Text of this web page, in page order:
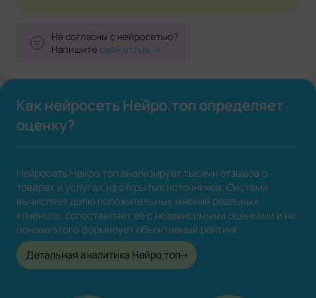
Не согласны с нейросетью?
Напишитесвой отзыв
Как нейросеть Нейро.топ определяет
оценку?
Нейросеть Нейро.топ анализирует тысячи отзывов о
товарах и услугах из открытых источников. Система
вычисляет долю положительных мнений реальных
клиентов, сопоставляет её с независимыми оценками и на
основе этого формирует объективный рейтинг.
Детальная аналитика Нейро.топ